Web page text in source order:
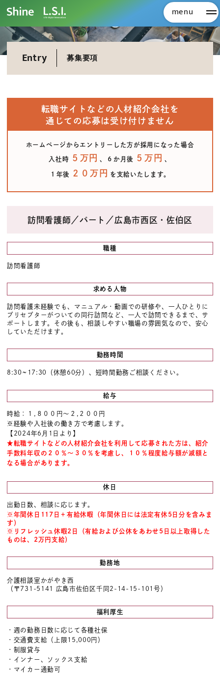
menu メ
Entry 募集要項
転職サイトなどの人材紹介会社を
通じての応募は受け付けません
ホームページからエントリーした方が採用になった場合
入社時 ５万円 、６か月後 ５万円 、
１年後 ２０万円 を支給いたします。
訪問看護師／パート／広島市西区・佐伯区
職種
訪問看護師
求める人物
訪問看護未経験でも、マニュアル・動画での研修や、一人ひとりに
プリセプターがついての同行訪問など、一人で訪問できるまで、サ
ポートします。その後も、相談しやすい職場の雰囲気なので、安心
していただけます。
勤務時間
8:30~17:30（休憩60分）、短時間勤務ご相談ください。
給与
時給：１,８００円～２,２００円
※経験や入社後の働き方で考慮します。
【2024年6月1日より】
★転職サイトなどの人材紹介会社を利用して応募された方は、紹介
手数料年収の２０％～３０％を考慮し、１０％程度給与額が減額と
なる場合があります。
休日
出勤日数、相談に応じます。
※年間休日117日＋有給休暇（年間休日には法定有休5日分を含みま
す）
※リフレッシュ休暇2日（有給および公休をあわせ5日以上取得した
ものは、2万円支給）
勤務地
介護相談室かがやき西
（〒731-5141 広島市佐伯区千同2-14-15-101号）
福利厚生
・週の勤務日数に応じて各種社保
・交通費支給（上限15,000円）
・制服貸与
・インナー、ソックス支給
・マイカー通勤可